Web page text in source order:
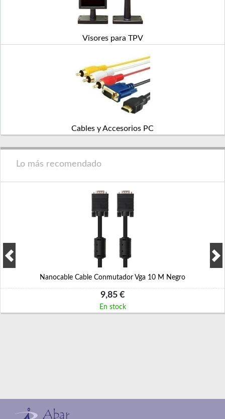
Visores para TPV
Cables y Accesorios PC
Lo más recomendado
Nanocable Cable Conmutador Vga 10 M Negro
9,85 €
En stock